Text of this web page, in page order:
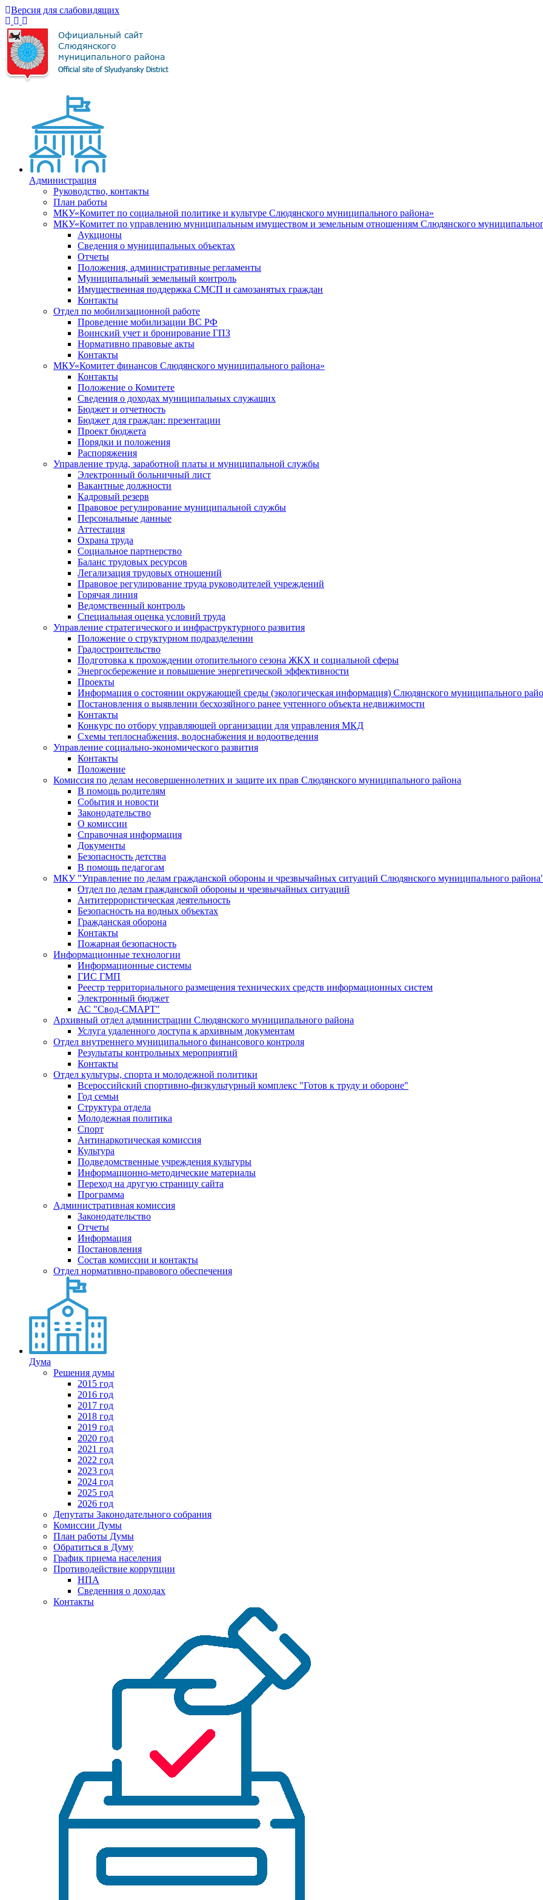
Версия для слабовидящих
Администрация
Руководство, контакты
План работы
МКУ«Комитет по социальной политике и культуре Слюдянского муниципального района»
МКУ«Комитет по управлению муниципальным имуществом и земельным отношениям Слюдянского
Аукционы
Сведения о муниципальных объектах
Отчеты
Положения, административные регламенты
Муниципальный земельный контроль
Имущественная поддержка СМСП и самозанятых граждан
Контакты
Отдел по мобилизационной работе
Проведение мобилизации ВС РФ
Воинский учет и бронирование ГПЗ
Нормативно правовые акты
Контакты
МКУ«Комитет финансов Слюдянского муниципального района»
Контакты
Положение о Комитете
Сведения о доходах муниципальных служащих
Бюджет и отчетность
Бюджет для граждан: презентации
Проект бюджета
Порядки и положения
Распоряжения
Управление труда, заработной платы и муниципальной службы
Электронный больничный лист
Вакантные должности
Кадровый резерв
Правовое регулирование муниципальной службы
Персональные данные
Аттестация
Охрана труда
Социальное партнерство
Баланс трудовых ресурсов
Легализация трудовых отношений
Правовое регулирование труда руководителей учреждений
Горячая линия
Ведомственный контроль
Специальная оценка условий труда
Управление стратегического и инфраструктурного развития
Положение о структурном подразделении
Градостроительство
Подготовка к прохождении отопительного сезона ЖКХ и социальной сферы
Энергосбережение и повышение энергетической эффективности
Проекты
Информация о состоянии окружающей среды (экологическая информация) Слюдянского муниципального
Постановления о выявлении бесхозяйного ранее учтенного объекта недвижимости
Контакты
Конкурс по отбору управляющей организации для управления МКД
Схемы теплоснабжения, водоснабжения и водоотведения
Управление социально-экономического развития
Контакты
Положение
Комиссия по делам несовершеннолетних и защите их прав Слюдянского муниципального района
В помощь родителям
События и новости
Законодательство
О комиссии
Справочная информация
Документы
Безопасность детства
В помощь педагогам
МКУ "Управление по делам гражданской обороны и чрезвычайных ситуаций Слюдянского муниципального
Отдел по делам гражданской обороны и чрезвычайных ситуаций
Антитеррористическая деятельность
Безопасность на водных объектах
Гражданская оборона
Контакты
Пожарная безопасность
Информационные технологии
Информационные системы
ГИС ГМП
Реестр территориального размещения технических средств информационных систем
Электронный бюджет
АС "Свод-СМАРТ"
Архивный отдел администрации Слюдянского муниципального района
Услуга удаленного доступа к архивным документам
Отдел внутреннего муниципального финансового контроля
Результаты контрольных мероприятий
Контакты
Отдел культуры, спорта и молодежной политики
Всероссийский спортивно-физкультурный комплекс "Готов к труду и обороне"
Год семьи
Структура отдела
Молодежная политика
Спорт
Антинаркотическая комиссия
Культура
Подведомственные учреждения культуры
Информационно-методические материалы
Переход на другую страницу сайта
Программа
Административная комиссия
Законодательство
Отчеты
Информация
Постановления
Состав комиссии и контакты
Отдел нормативно-правового обеспечения
Дума
Решения думы
2015 год
2016 год
2017 год
2018 год
2019 год
2020 год
2021 год
2022 год
2023 год
2024 год
2025 год
2026 год
Депутаты Законодательного собрания
Комиссии Думы
План работы Думы
Обратиться в Думу
График приема населения
Противодействие коррупции
НПА
Сведенния о доходах
Контакты